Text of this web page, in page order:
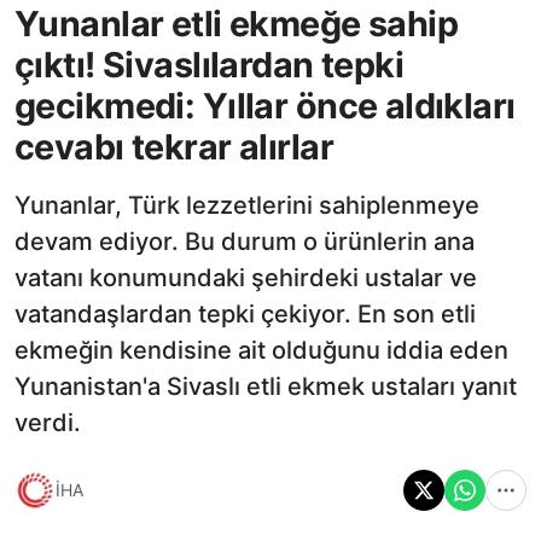
Yunanlar etli ekmeğe sahip
çıktı! Sivaslılardan tepki
gecikmedi: Yıllar önce aldıkları
cevabı tekrar alırlar
Yunanlar, Türk lezzetlerini sahiplenmeye
devam ediyor. Bu durum o ürünlerin ana
vatanı konumundaki şehirdeki ustalar ve
vatandaşlardan tepki çekiyor. En son etli
ekmeğin kendisine ait olduğunu iddia eden
Yunanistan'a Sivaslı etli ekmek ustaları yanıt
verdi.
İHA